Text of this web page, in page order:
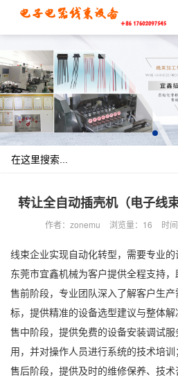
转让全自动插壳机（电子线
作者：zonemu 浏览量：16 时
线束企业实现自动化转型，需要专业的
东莞市宜鑫机械为客户提供全程支持，
售前阶段，专业团队深入了解客户生
标，提供精准的设备选型建议与整体解
售中阶段，提供免费的设备安装调试
用，并对操作人员进行系统的技术培训；
售后阶段，提供及时的维修保养、技